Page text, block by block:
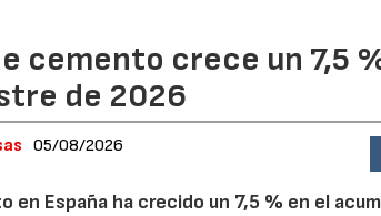
cemento crece un 7,5
de 2026
05/08/2026
en España ha crecido un 7,5 % en el